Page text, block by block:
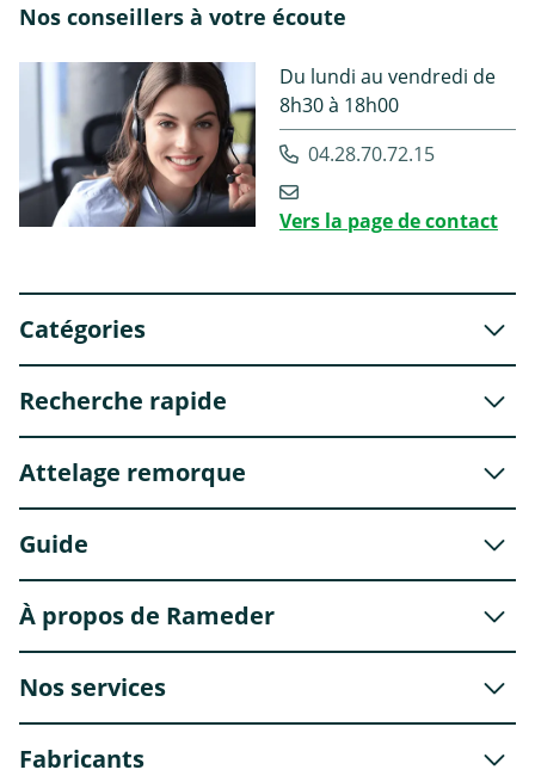
Nos conseillers à votre écoute
Du lundi au vendredi de
8h30 à 18h00
04.28.70.72.15
Vers la page de contact
Catégories
Recherche rapide
Attelage remorque
Guide
À propos de Rameder
Nos services
Fabricants